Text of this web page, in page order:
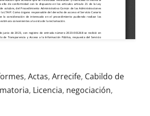
, Actas, Arrecife, Cabildo de
, Licencia, negociación,